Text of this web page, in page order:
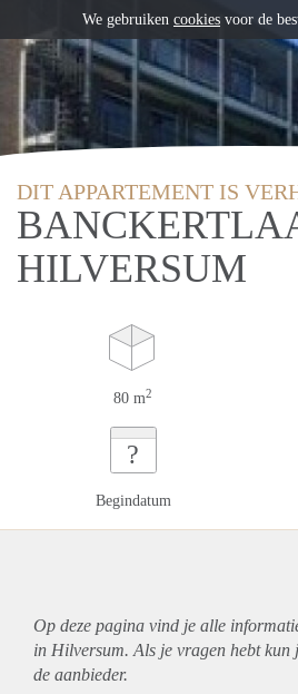
DIT APPARTEMENT IS
HILVERSUM
80 m2
?
Begindatum
Op deze pagina vind je alle
in Hilversum. Als je vragen hebt kun
de aanbieder.
We gebruiken cookies voor de